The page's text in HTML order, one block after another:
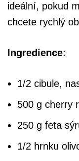
ideální, pokud
chcete rychlý
Ingredience:
1/2 cibule,
500 g cherry
250 g feta
1/2 hrnku